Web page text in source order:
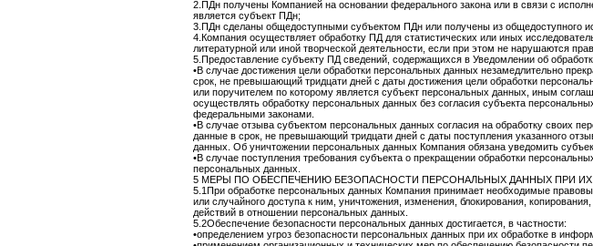
2.ПДн получены Компанией на основании федерального закона или в связи с
является субъект ПДн;
3.ПДн сделаны общедоступными субъектом ПДн или получены из общедоступного
4.Компания осуществляет обработку ПД для статистических или иных
литературной или иной творческой деятельности, если при этом не нарушаются
5.Предоставление субъекту ПД сведений, содержащихся в Уведомлении об
•В случае достижения цели обработки персональных данных незамедлительно
срок, не превышающий тридцати дней с даты достижения цели обработки
или поручителем по которому является субъект персональных данных, иным
осуществлять обработку персональных данных без согласия субъекта
федеральными законами.
•В случае отзыва субъектом персональных данных согласия на обработку своих
данные в срок, не превышающий тридцати дней с даты поступления указанного
данных. Об уничтожении персональных данных Компания обязана уведомить
•В случае поступления требования субъекта о прекращении обработки
персональных данных.
5 МЕРЫ ПО ОБЕСПЕЧЕНИЮ БЕЗОПАСНОСТИ ПЕРСОНАЛЬНЫХ ДАННЫХ ПРИ ИХ
5.1При обработке персональных данных Компания принимает необходимые
или случайного доступа к ним, уничтожения, изменения, блокирования,
действий в отношении персональных данных.
5.2Обеспечение безопасности персональных данных достигается, в частности:
•определением угроз безопасности персональных данных при их обработке в